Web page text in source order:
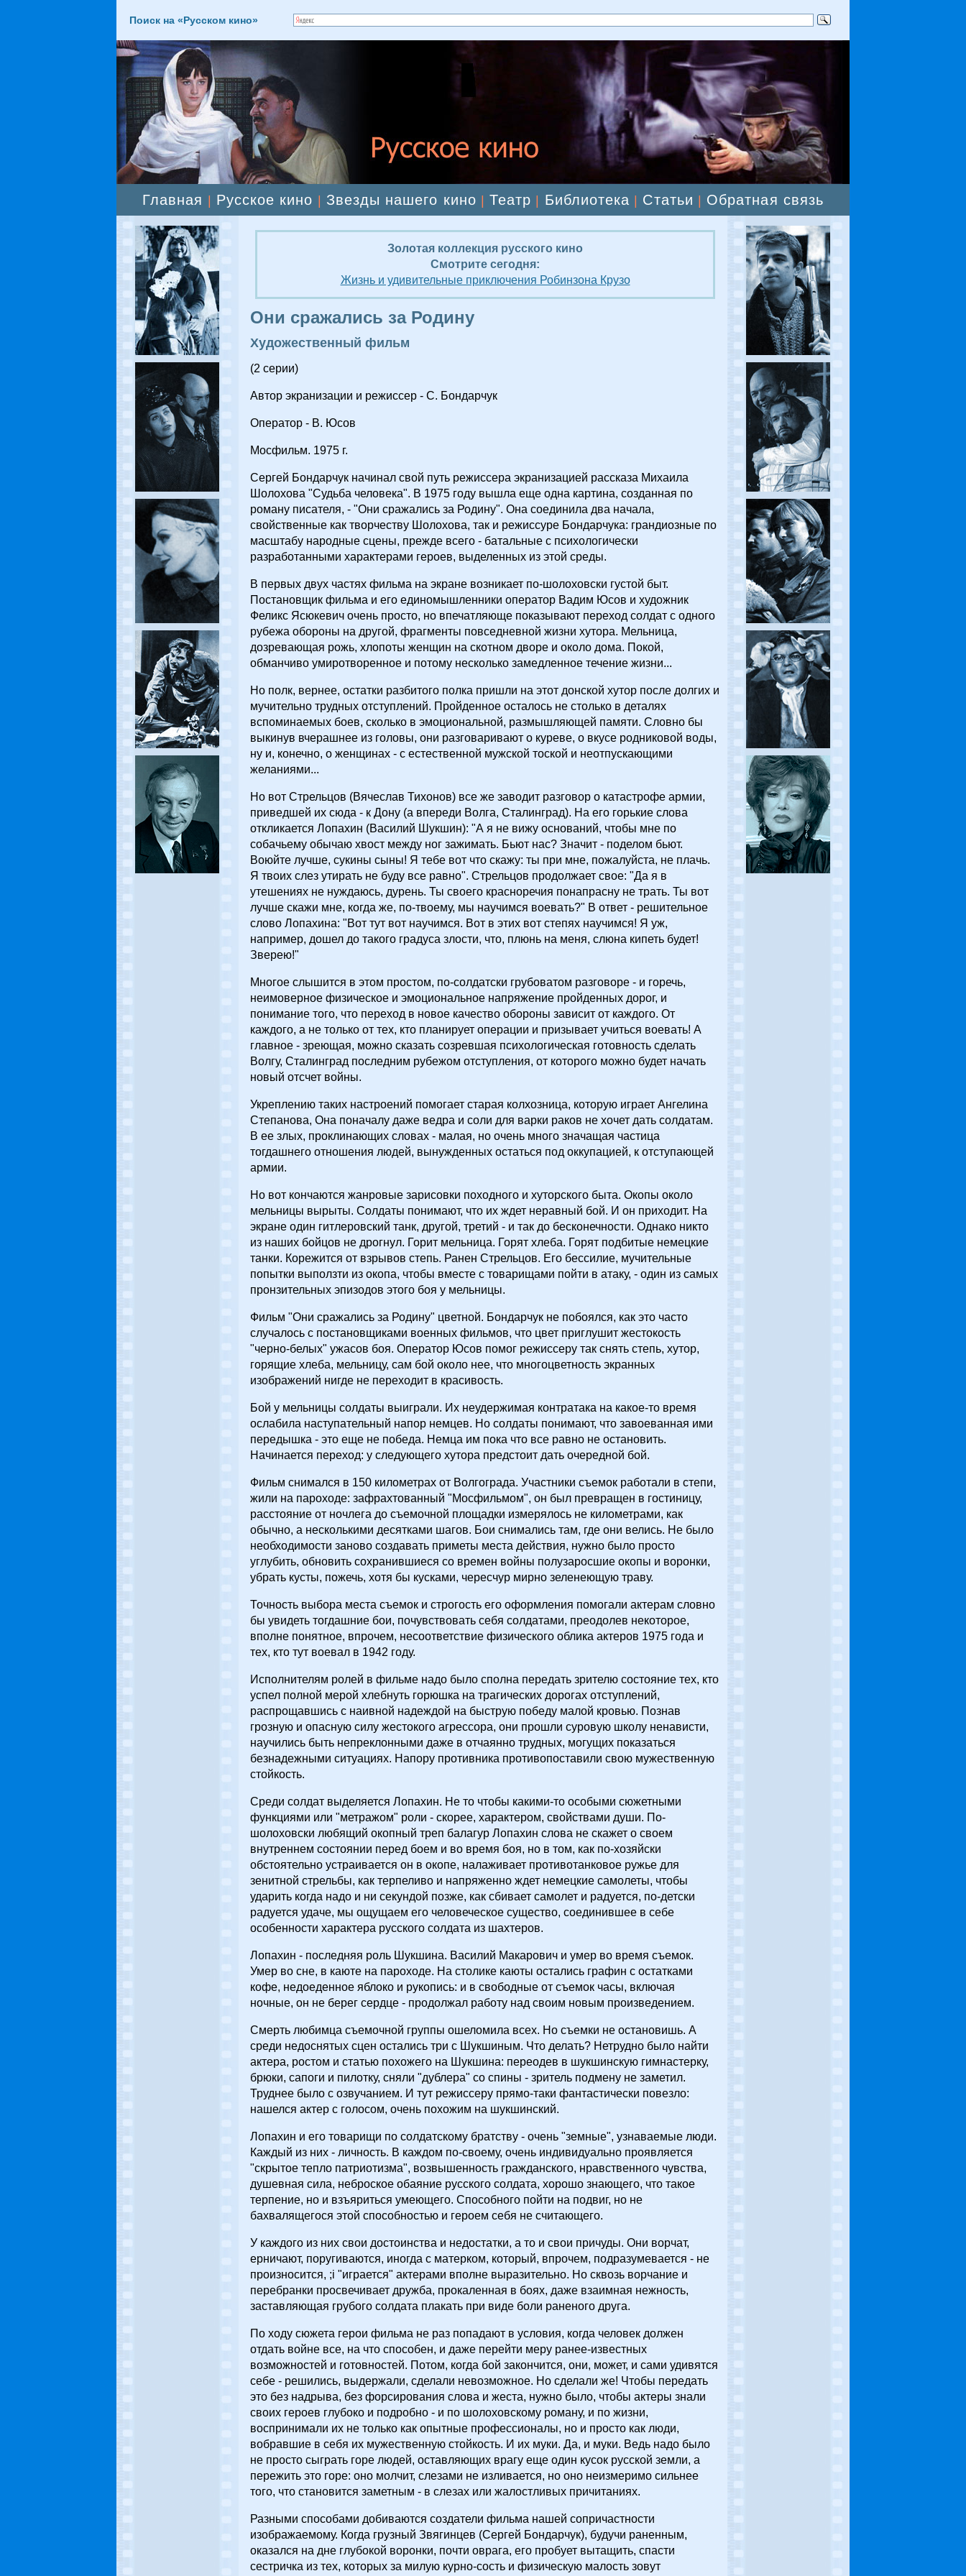
Поиск на «Русском кино»
Главная Русское кино Звезды нашего кино |Театр Библиотека Статьи Обратная связь
Золотая коллекция русского кино
Смотрите сегодня:
Жизнь и удивительные приключения Робинзона Крузо
Они сражались за Родину
Художественный фильм
(2 серии)
Автор экранизации и режиссер - С. Бондарчук
Оператор - В. Юсов
Мосфильм. 1975 г.
Сергей Бондарчук начинал свой путь режиссера экранизацией рассказа Михаила
Шолохова "Судьба человека". В 1975 году вышла еще одна картина, созданная по
роману писателя, - "Они сражались за Родину". Она соединила два начала,
свойственные как творчеству Шолохова, так и режиссуре Бондарчука: грандиозные по
масштабу народные сцены, прежде всего - батальные с психологически
разработанными характерами героев, выделенных из этой среды.
В первых двух частях фильма на экране возникает по-шолоховски густой быт.
Постановщик фильма и его единомышленники оператор Вадим Юсов и художник
Феликс Ясюкевич очень просто, но впечатляюще показывают переход солдат с одного
рубежа обороны на другой, фрагменты повседневной жизни хутора. Мельница,
дозревающая рожь, хлопоты женщин на скотном дворе и около дома. Покой,
обманчиво умиротворенное и потому несколько замедленное течение жизни...
Но полк, вернее, остатки разбитого полка пришли на этот донской хутор после долгих и
мучительно трудных отступлений. Пройденное осталось не столько в деталях
вспоминаемых боев, сколько в эмоциональной, размышляющей памяти. Словно бы
выкинув вчерашнее из головы, они разговаривают о куреве, о вкусе родниковой воды,
ну и, конечно, о женщинах - с естественной мужской тоской и неотпускающими
желаниями...
Но вот Стрельцов (Вячеслав Тихонов) все же заводит разговор о катастрофе армии,
приведшей их сюда - к Дону (а впереди Волга, Сталинград). На его горькие слова
откликается Лопахин (Василий Шукшин): "А я не вижу оснований, чтобы мне по
собачьему обычаю хвост между ног зажимать. Бьют нас? Значит - поделом бьют.
Воюйте лучше, сукины сыны! Я тебе вот что скажу: ты при мне, пожалуйста, не плачь.
Я твоих слез утирать не буду все равно". Стрельцов продолжает свое: "Да я в
утешениях не нуждаюсь, дурень. Ты своего красноречия понапрасну не трать. Ты вот
лучше скажи мне, когда же, по-твоему, мы научимся воевать?" В ответ - решительное
слово Лопахина: "Вот тут вот научимся. Вот в этих вот степях научимся! Я уж,
например, дошел до такого градуса злости, что, плюнь на меня, слюна кипеть будет!
Зверею!"
Многое слышится в этом простом, по-солдатски грубоватом разговоре - и горечь,
неимоверное физическое и эмоциональное напряжение пройденных дорог, и
понимание того, что переход в новое качество обороны зависит от каждого. От
каждого, а не только от тех, кто планирует операции и призывает учиться воевать! А
главное - зреющая, можно сказать созревшая психологическая готовность сделать
Волгу, Сталинград последним рубежом отступления, от которого можно будет начать
новый отсчет войны.
Укреплению таких настроений помогает старая колхозница, которую играет Ангелина
Степанова, Она поначалу даже ведра и соли для варки раков не хочет дать солдатам.
В ее злых, проклинающих словах - малая, но очень много значащая частица
тогдашнего отношения людей, вынужденных остаться под оккупацией, к отступающей
армии.
Но вот кончаются жанровые зарисовки походного и хуторского быта. Окопы около
мельницы вырыты. Солдаты понимают, что их ждет неравный бой. И он приходит. На
экране один гитлеровский танк, другой, третий - и так до бесконечности. Однако никто
из наших бойцов не дрогнул. Горит мельница. Горят хлеба. Горят подбитые немецкие
танки. Корежится от взрывов степь. Ранен Стрельцов. Его бессилие, мучительные
попытки выползти из окопа, чтобы вместе с товарищами пойти в атаку, - один из самых
пронзительных эпизодов этого боя у мельницы.
Фильм "Они сражались за Родину" цветной. Бондарчук не побоялся, как это часто
случалось с постановщиками военных фильмов, что цвет приглушит жестокость
"черно-белых" ужасов боя. Оператор Юсов помог режиссеру так снять степь, хутор,
горящие хлеба, мельницу, сам бой около нее, что многоцветность экранных
изображений нигде не переходит в красивость.
Бой у мельницы солдаты выиграли. Их неудержимая контратака на какое-то время
ослабила наступательный напор немцев. Но солдаты понимают, что завоеванная ими
передышка - это еще не победа. Немца им пока что все равно не остановить.
Начинается переход: у следующего хутора предстоит дать очередной бой.
Фильм снимался в 150 километрах от Волгограда. Участники съемок работали в степи,
жили на пароходе: зафрахтованный "Мосфильмом", он был превращен в гостиницу,
расстояние от ночлега до съемочной площадки измерялось не километрами, как
обычно, а несколькими десятками шагов. Бои снимались там, где они велись. Не было
необходимости заново создавать приметы места действия, нужно было просто
углубить, обновить сохранившиеся со времен войны полузаросшие окопы и воронки,
убрать кусты, пожечь, хотя бы кусками, чересчур мирно зеленеющую траву.
Точность выбора места съемок и строгость его оформления помогали актерам словно
бы увидеть тогдашние бои, почувствовать себя солдатами, преодолев некоторое,
вполне понятное, впрочем, несоответствие физического облика актеров 1975 года и
тех, кто тут воевал в 1942 году.
Исполнителям ролей в фильме надо было сполна передать зрителю состояние тех, кто
успел полной мерой хлебнуть горюшка на трагических дорогах отступлений,
распрощавшись с наивной надеждой на быструю победу малой кровью. Познав
грозную и опасную силу жестокого агрессора, они прошли суровую школу ненависти,
научились быть непреклонными даже в отчаянно трудных, могущих показаться
безнадежными ситуациях. Напору противника противопоставили свою мужественную
стойкость.
Среди солдат выделяется Лопахин. Не то чтобы какими-то особыми сюжетными
функциями или "метражом" роли - скорее, характером, свойствами души. По-
шолоховски любящий окопный треп балагур Лопахин слова не скажет о своем
внутреннем состоянии перед боем и во время боя, но в том, как по-хозяйски
обстоятельно устраивается он в окопе, налаживает противотанковое ружье для
зенитной стрельбы, как терпеливо и напряженно ждет немецкие самолеты, чтобы
ударить когда надо и ни секундой позже, как сбивает самолет и радуется, по-детски
радуется удаче, мы ощущаем его человеческое существо, соединившее в себе
особенности характера русского солдата из шахтеров.
Лопахин - последняя роль Шукшина. Василий Макарович и умер во время съемок.
Умер во сне, в каюте на пароходе. На столике каюты остались графин с остатками
кофе, недоеденное яблоко и рукопись: и в свободные от съемок часы, включая
ночные, он не берег сердце - продолжал работу над своим новым произведением.
Смерть любимца съемочной группы ошеломила всех. Но съемки не остановишь. А
среди недоснятых сцен остались три с Шукшиным. Что делать? Нетрудно было найти
актера, ростом и статью похожего на Шукшина: переодев в шукшинскую гимнастерку,
брюки, сапоги и пилотку, сняли "дублера" со спины - зритель подмену не заметил.
Труднее было с озвучанием. И тут режиссеру прямо-таки фантастически повезло:
нашелся актер с голосом, очень похожим на шукшинский.
Лопахин и его товарищи по солдатскому братству - очень "земные", узнаваемые люди.
Каждый из них - личность. В каждом по-своему, очень индивидуально проявляется
"скрытое тепло патриотизма", возвышенность гражданского, нравственного чувства,
душевная сила, неброское обаяние русского солдата, хорошо знающего, что такое
терпение, но и взъяриться умеющего. Способного пойти на подвиг, но не
бахвалящегося этой способностью и героем себя не считающего.
У каждого из них свои достоинства и недостатки, а то и свои причуды. Они ворчат,
ерничают, поругиваются, иногда с матерком, который, впрочем, подразумевается - не
произносится, ;i "играется" актерами вполне выразительно. Но сквозь ворчание и
перебранки просвечивает дружба, прокаленная в боях, даже взаимная нежность,
заставляющая грубого солдата плакать при виде боли раненого друга.
По ходу сюжета герои фильма не раз попадают в условия, когда человек должен
отдать войне все, на что способен, и даже перейти меру ранее-известных
возможностей и готовностей. Потом, когда бой закончится, они, может, и сами удивятся
себе - решились, выдержали, сделали невозможное. Но сделали же! Чтобы передать
это без надрыва, без форсирования слова и жеста, нужно было, чтобы актеры знали
своих героев глубоко и подробно - и по шолоховскому роману, и по жизни,
воспринимали их не только как опытные профессионалы, но и просто как люди,
вобравшие в себя их мужественную стойкость. И их муки. Да, и муки. Ведь надо было
не просто сыграть горе людей, оставляющих врагу еще один кусок русской земли, а
пережить это горе: оно молчит, слезами не изливается, но оно неизмеримо сильнее
того, что становится заметным - в слезах или жалостливых причитаниях.
Разными способами добиваются создатели фильма нашей сопричастности
изображаемому. Когда грузный Звягинцев (Сергей Бондарчук), будучи раненным,
оказался на дне глубокой воронки, почти оврага, его пробует вытащить, спасти
сестричка из тех, которых за милую курно-сость и физическую малость зовут